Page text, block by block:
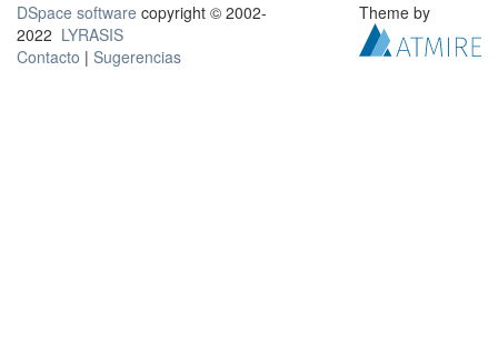
DSpace software copyright © 2002-
2022 LYRASIS
Contacto | Sugerencias
Theme by